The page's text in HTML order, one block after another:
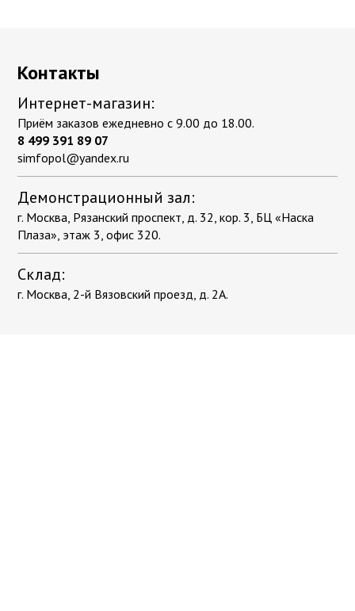
Контакты
Интернет-магазин:
Приём заказов ежедневно с 9.00 до 18.00.
8 499 391 89 07
simfopol@yandex.ru
Демонстрационный зал:
г. Москва, Рязанский проспект, д. 32, кор. 3, БЦ «Наска
Плаза», этаж 3, офис 320.
Склад:
г. Москва, 2-й Вязовский проезд, д. 2А.